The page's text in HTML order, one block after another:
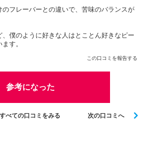
のフレーバーとの違いで、苦味のバランスが
僕のように好きな人はとことん好きなピー
す。
この口コミを報告する
参考になった
すべての口コミをみる 次の口コミへ